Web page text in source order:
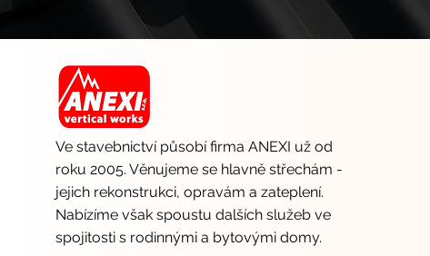
Ve stavebnictví působí firma ANEXI už od
roku 2005. Věnujeme se hlavně střechám -
jejich rekonstrukci, opravám a zateplení.
Nabízíme však spoustu dalších služeb ve
spojitosti s rodinnými a bytovými domy.